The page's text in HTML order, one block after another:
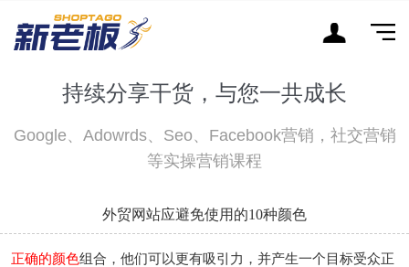
持续分享干货，与您一共成长
Google、Adowrds、Seo、Facebook营销，社交营销
等实操营销课程
外贸网站应避免使用的10种颜色
正确的颜色组合，他们可以更有吸引力，并产生一个目标受众正